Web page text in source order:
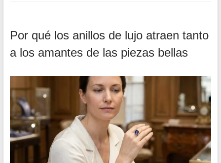
Por qué los anillos de lujo atraen tanto
a los amantes de las piezas bellas